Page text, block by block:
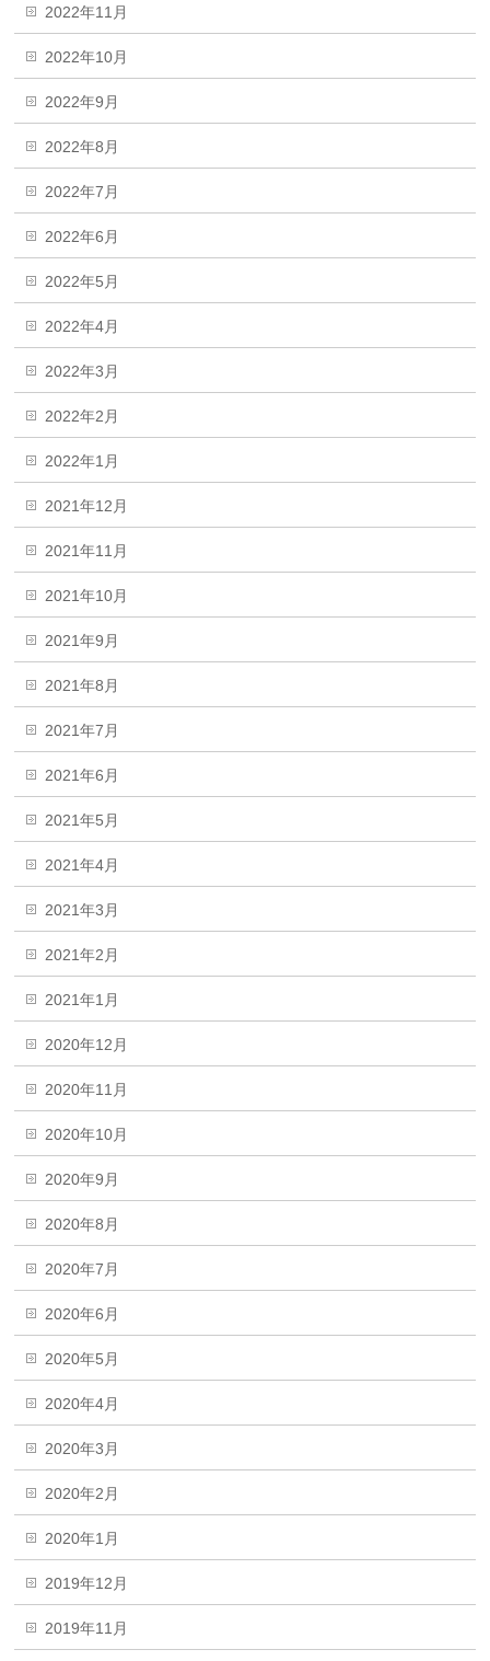
2022年11月
2022年10月
2022年9月
2022年8月
2022年7月
2022年6月
2022年5月
2022年4月
2022年3月
2022年2月
2022年1月
2021年12月
2021年11月
2021年10月
2021年9月
2021年8月
2021年7月
2021年6月
2021年5月
2021年4月
2021年3月
2021年2月
2021年1月
2020年12月
2020年11月
2020年10月
2020年9月
2020年8月
2020年7月
2020年6月
2020年5月
2020年4月
2020年3月
2020年2月
2020年1月
2019年12月
2019年11月